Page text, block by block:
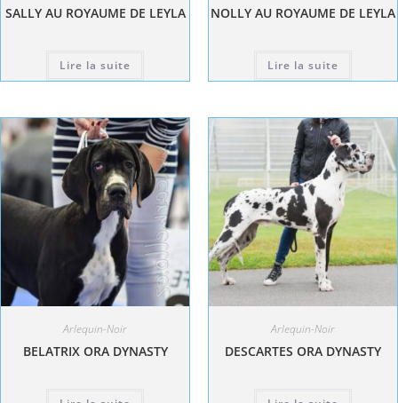
SALLY AU ROYAUME DE LEYLA
Lire la suite
NOLLY AU ROYAUME DE LEYLA
Lire la suite
Arlequin-Noir
BELATRIX ORA DYNASTY
Arlequin-Noir
DESCARTES ORA DYNASTY